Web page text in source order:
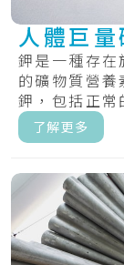
人體巨
鉀是一種存在
的礦物質營養
鉀，包括正常
傳遞...
了解更多